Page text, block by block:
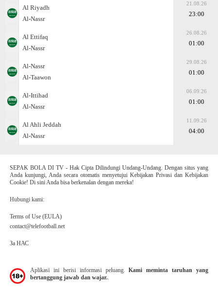
Al Riyadh
Al-Nassr
21.08.26
23:00
Al Ettifaq
Al-Nassr
26.08.26
01:00
Al-Nassr
Al-Taawon
29.08.26
01:00
Al-Ittihad
Al-Nassr
06.09.26
01:00
Al Ahli Jeddah
Al-Nassr
11.09.26
04:00
SEPAK BOLA DI TV - Hak Cipta Dilindungi Undang-Undang. Dengan situs yang
Anda kunjungi, Anda secara otomatis menyetujui Kebijakan Privasi dan Kebijakan
Cookie! Di sini Anda bisa berkenalan dengan mereka!
Hubungi kami:
Terms of Use (EULA)
contact@telefootball.net
За НАС
Aplikasi ini berisi informasi peluang.Kami meminta taruhan yang
bertanggung jawab dan wajar.